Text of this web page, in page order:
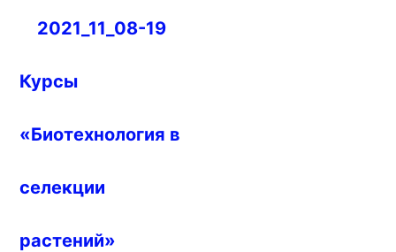
Навигация
записям
2021_11_08-19
Курсы
«Биотехнология в
селекции
растений»